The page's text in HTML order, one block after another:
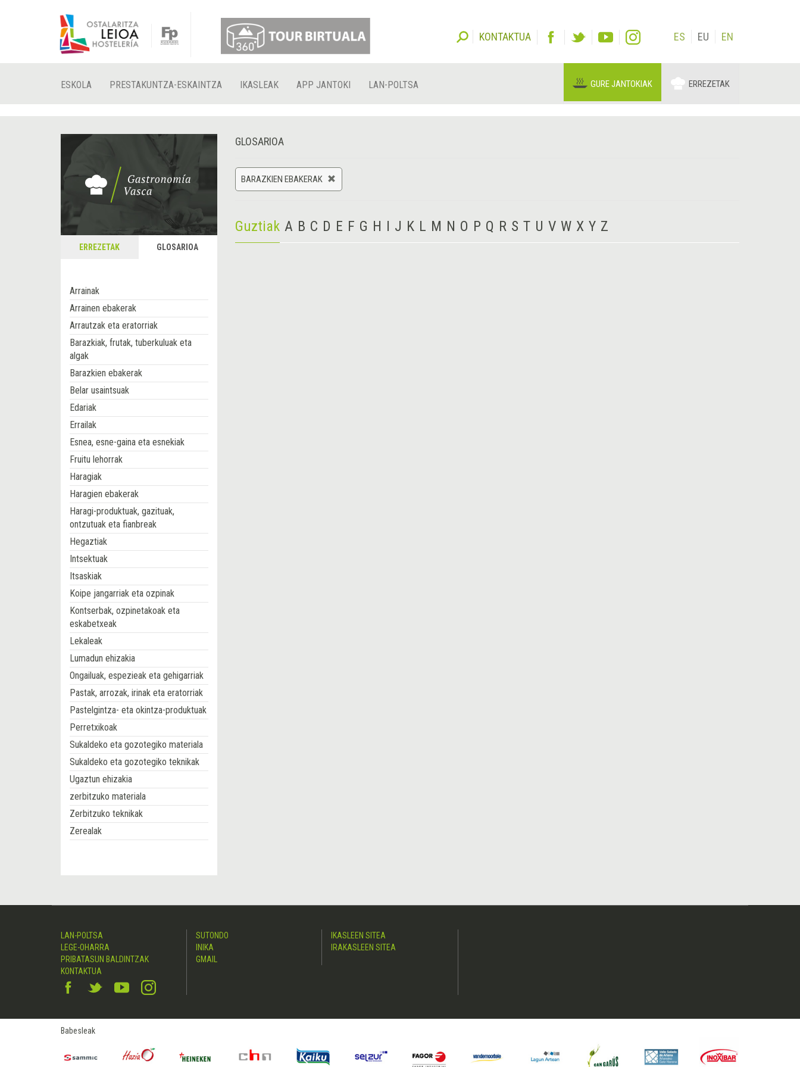
KONTAKTUA ES EU EN
ESKOLA PRESTAKUNTZA-ESKAINTZA IKASLEAK APP JANTOKI LAN-POLTSA GURE JANTOKIAK ERREZETAK
ERREZETAK GLOSARIOA
Arrainak
Arrainen ebakerak
Arrautzak eta eratorriak
Barazkiak, frutak, tuberkuluak eta
algak
Barazkien ebakerak
Belar usaintsuak
Edariak
Errailak
Esnea, esne-gaina eta esnekiak
Fruitu lehorrak
Haragiak
Haragien ebakerak
Haragi-produktuak, gazituak,
ontzutuak eta fianbreak
Hegaztiak
Intsektuak
Itsaskiak
Koipe jangarriak eta ozpinak
Kontserbak, ozpinetakoak eta
eskabetxeak
Lekaleak
Lumadun ehizakia
Ongailuak, espezieak eta gehigarriak
Pastak, arrozak, irinak eta eratorriak
Pastelgintza- eta okintza-produktuak
Perretxikoak
Sukaldeko eta gozotegiko materiala
Sukaldeko eta gozotegiko teknikak
Ugaztun ehizakia
zerbitzuko materiala
Zerbitzuko teknikak
Zerealak
GLOSARIOA
BARAZKIEN EBAKERAK
Guztiak A B C D E F G H I J K L M N O P Q R S T U V W X Y Z
LAN-POLTSA
LEGE-OHARRA
PRIBATASUN BALDINTZAK
KONTAKTUA
SUTONDO
INIKA
GMAIL
IKASLEEN SITEA
IRAKASLEEN SITEA
Babesleak